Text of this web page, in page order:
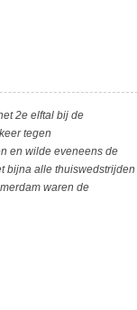
2e elftal bij de
tegen
en wilde eveneens de
bijna alle thuiswedstrijden
waren de